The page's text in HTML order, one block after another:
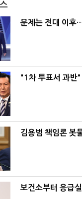
문제는 전대 이후
"1차 투표서 과반
김용범 책임론 봇
보건소부터 응급